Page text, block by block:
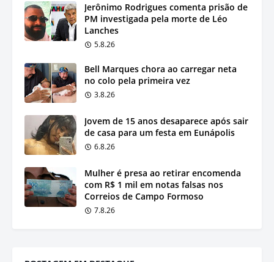
Jerônimo Rodrigues comenta prisão de
PM investigada pela morte de Léo
Lanches
5.8.26
Bell Marques chora ao carregar neta
no colo pela primeira vez
3.8.26
Jovem de 15 anos desaparece após sair
de casa para um festa em Eunápolis
6.8.26
Mulher é presa ao retirar encomenda
com R$ 1 mil em notas falsas nos
Correios de Campo Formoso
7.8.26